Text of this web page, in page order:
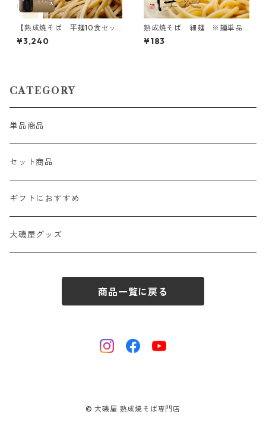
【熟成焼そば 平麺10食セッ
ト】平麺10袋、300mlソース1
本付
¥3,240
熟成焼そば 細麺 ※麺単品
のみです
¥183
CATEGORY
単品商品
セット商品
ギフトにおすすめ
大磯屋グッズ
商品一覧に戻る
© 大磯屋 熟成焼そば専門店